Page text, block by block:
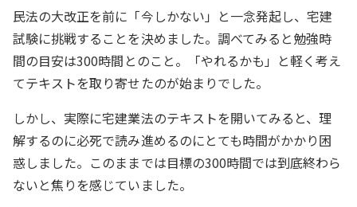
民法の大改正を前に「今しかない」と一念発起し、宅建
試験に挑戦することを決めました。調べてみると勉強時
間の目安は300時間とのこと。「やれるかも」と軽く考え
てテキストを取り寄せたのが始まりでした。
しかし、実際に宅建業法のテキストを開いてみると、理
解するのに必死で読み進めるのにとても時間がかかり困
惑しました。このままでは目標の300時間では到底終わら
ないと焦りを感じていました。